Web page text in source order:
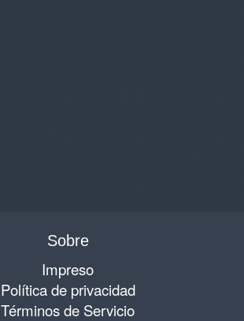
Sobre
Impreso
Política de privacidad
Términos de Servicio